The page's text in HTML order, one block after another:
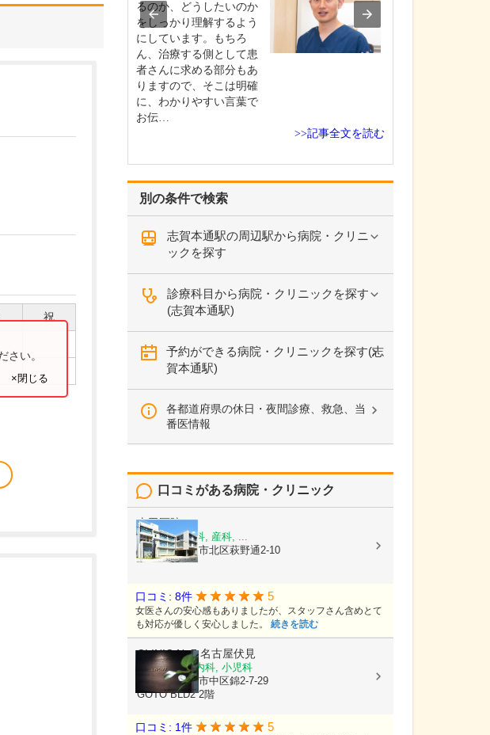
祝
さい。
×閉じる
別の条件で検索
志賀本通駅の周辺駅から病院・クリニ
ックを探す
診療科目から病院・クリニックを探す
(志賀本通駅)
予約ができる病院・クリニックを探す(志
賀本通駅)
各都道府県の休日・夜間診療、救急、当
番医情報
口コミがある病院・クリニック
山田医院
内科, 漢方内科, 産科, ...
愛知県名古屋市北区萩野通2-10
口コミ: 8件 5
女医さんの安心感もありましたが、スタッフさん含めとて
も対応が優しく安心しました。 続きを読む
CLINIC No7 名古屋伏見
内科, 脳神経内科, 小児科
愛知県名古屋市中区錦2-7-29
GOTO BLD2 2階
口コミ: 1件 5
るのか、どうしたいのか
をしっかり理解するよう
にしています。もちろ
ん、治療する側として患
者さんに求める部分もあ
りますので、そこは明確
に、わかりやすい言葉で
お伝…
>>記事全文を読む